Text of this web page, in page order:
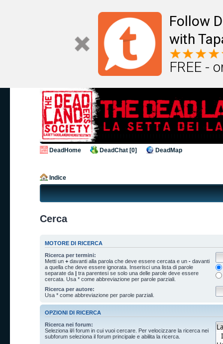
Follow
with
FREE -
DeadHome DeadChat [0] DeadMap
Indice
Cerca
MOTORE DI RICERCA
Ricerca per termini:
Metti un + davanti alla parola che deve essere cercata e un - davanti
a quella che deve essere ignorata. Inserisci una lista di parole
separate da | tra parentesi se solo una delle parole deve essere
cercata. Usa * come abbreviazione per parole parziali.
Ricerca per autore:
Usa * come abbreviazione per parole parziali.
OPZIONI DI RICERCA
Ricerca nei forum:
Seleziona il/i forum in cui vuoi cercare. Per velocizzare la ricerca nei
subforum seleziona il forum principale e abilita la ricerca.